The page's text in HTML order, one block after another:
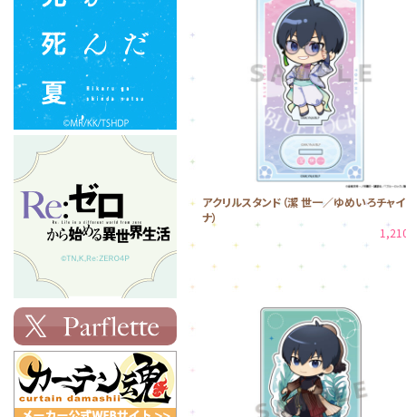
アクリルスタンド（潔 世一／ゆめいろチャイ
ナ）